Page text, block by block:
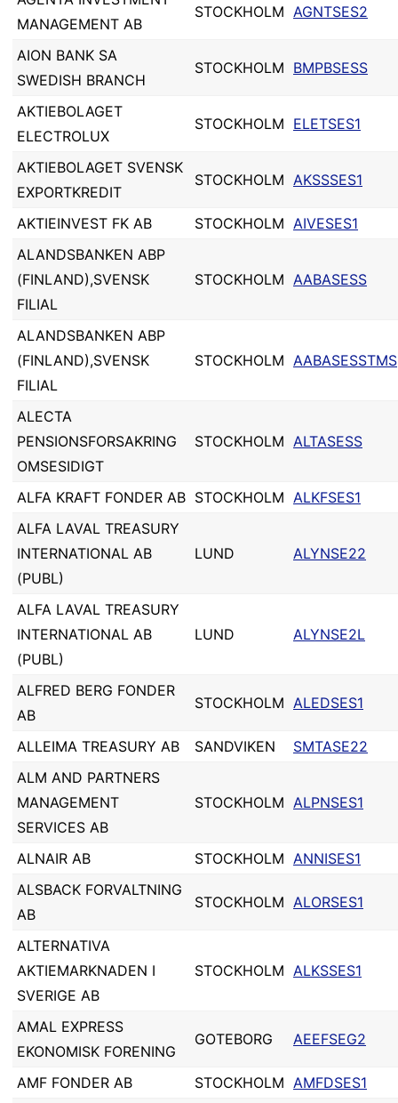
MANAGEMENT AB
STOCKHOLM AGNTSES2
AION BANK SA
SWEDISH BRANCH
STOCKHOLM BMPBSESS
AKTIEBOLAGET
ELECTROLUX
STOCKHOLM ELETSES1
AKTIEBOLAGET SVENSK
EXPORTKREDIT
STOCKHOLM AKSSSES1
AKTIEINVEST FK AB STOCKHOLM AIVESES1
ALANDSBANKEN ABP
(FINLAND),SVENSK
FILIAL
STOCKHOLM AABASESS
ALANDSBANKEN ABP
(FINLAND),SVENSK
FILIAL
STOCKHOLM AABASESSTMS
ALECTA
PENSIONSFORSAKRING
OMSESIDIGT
STOCKHOLM ALTASESS
ALFA KRAFT FONDER AB STOCKHOLM ALKFSES1
ALFA LAVAL TREASURY
INTERNATIONAL AB
(PUBL)
LUND ALYNSE22
ALFA LAVAL TREASURY
INTERNATIONAL AB
(PUBL)
LUND ALYNSE2L
ALFRED BERG FONDER
AB
STOCKHOLM ALEDSES1
ALLEIMA TREASURY AB SANDVIKEN
SMTASE22
ALM AND PARTNERS
MANAGEMENT
SERVICES AB
STOCKHOLM ALPNSES1
ALNAIR AB STOCKHOLM ANNISES1
ALSBACK FORVALTNING
AB
STOCKHOLM ALORSES1
ALTERNATIVA
AKTIEMARKNADEN I
SVERIGE AB
STOCKHOLM ALKSSES1
AMAL EXPRESS
EKONOMISK FORENING
GOTEBORG AEEFSEG2
AMF FONDER AB STOCKHOLM AMFDSES1